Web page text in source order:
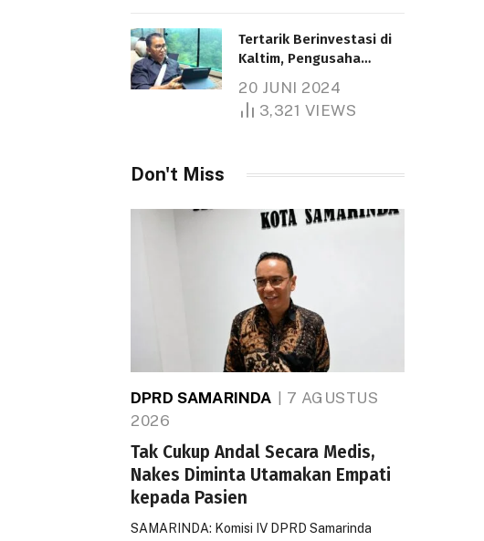
Tertarik Berinvestasi di
Kaltim, Pengusaha
1.000 Hektare
20 JUNI 2024
3,321 VIEWS
Don't Miss
DPRD SAMARINDA
7 AGUSTUS
2026
Tak Cukup Andal Secara Medis,
Nakes Diminta Utamakan Empati
kepada Pasien
SAMARINDA: Komisi IV DPRD Samarinda